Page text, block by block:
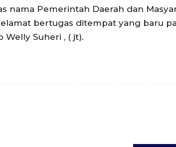
nama Pemerintah Daerah dan
bertugas ditempat yang baru
Welly Suheri , ( jt).